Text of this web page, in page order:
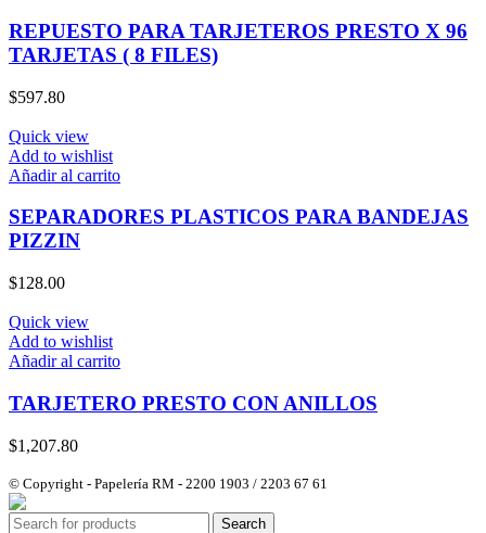
REPUESTO PARA TARJETEROS PRESTO X 96
TARJETAS ( 8 FILES)
$597.80
Quick view
Add to wishlist
Añadir al carrito
SEPARADORES PLASTICOS PARA BANDEJAS
PIZZIN
$128.00
Quick view
Add to wishlist
Añadir al carrito
TARJETERO PRESTO CON ANILLOS
$1,207.80
© Copyright - Papelería RM - 2200 1903 / 2203 67 61
Search